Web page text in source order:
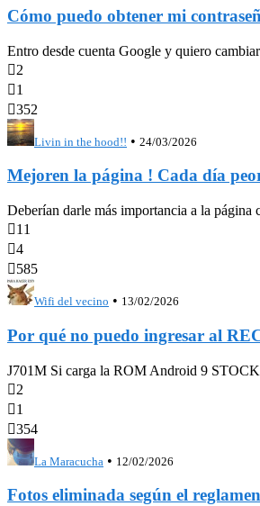
Cómo puedo obtener mi
Entro desde cuenta Google y quiero
2
1
352
Livin in the hood!! • 24/03/2026
Mejoren la página ! Cada día
Deberían darle más importancia a la página
11
4
585
Wifi del vecino • 13/02/2026
Por qué no puedo ingresar al
J701M Si carga la ROM Android 9
2
1
354
La Maracucha • 12/02/2026
Fotos eliminada según el